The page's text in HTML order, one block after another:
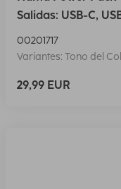
Salidas: USB-C,
00201717
Variantes: Tono del
29,99 EUR